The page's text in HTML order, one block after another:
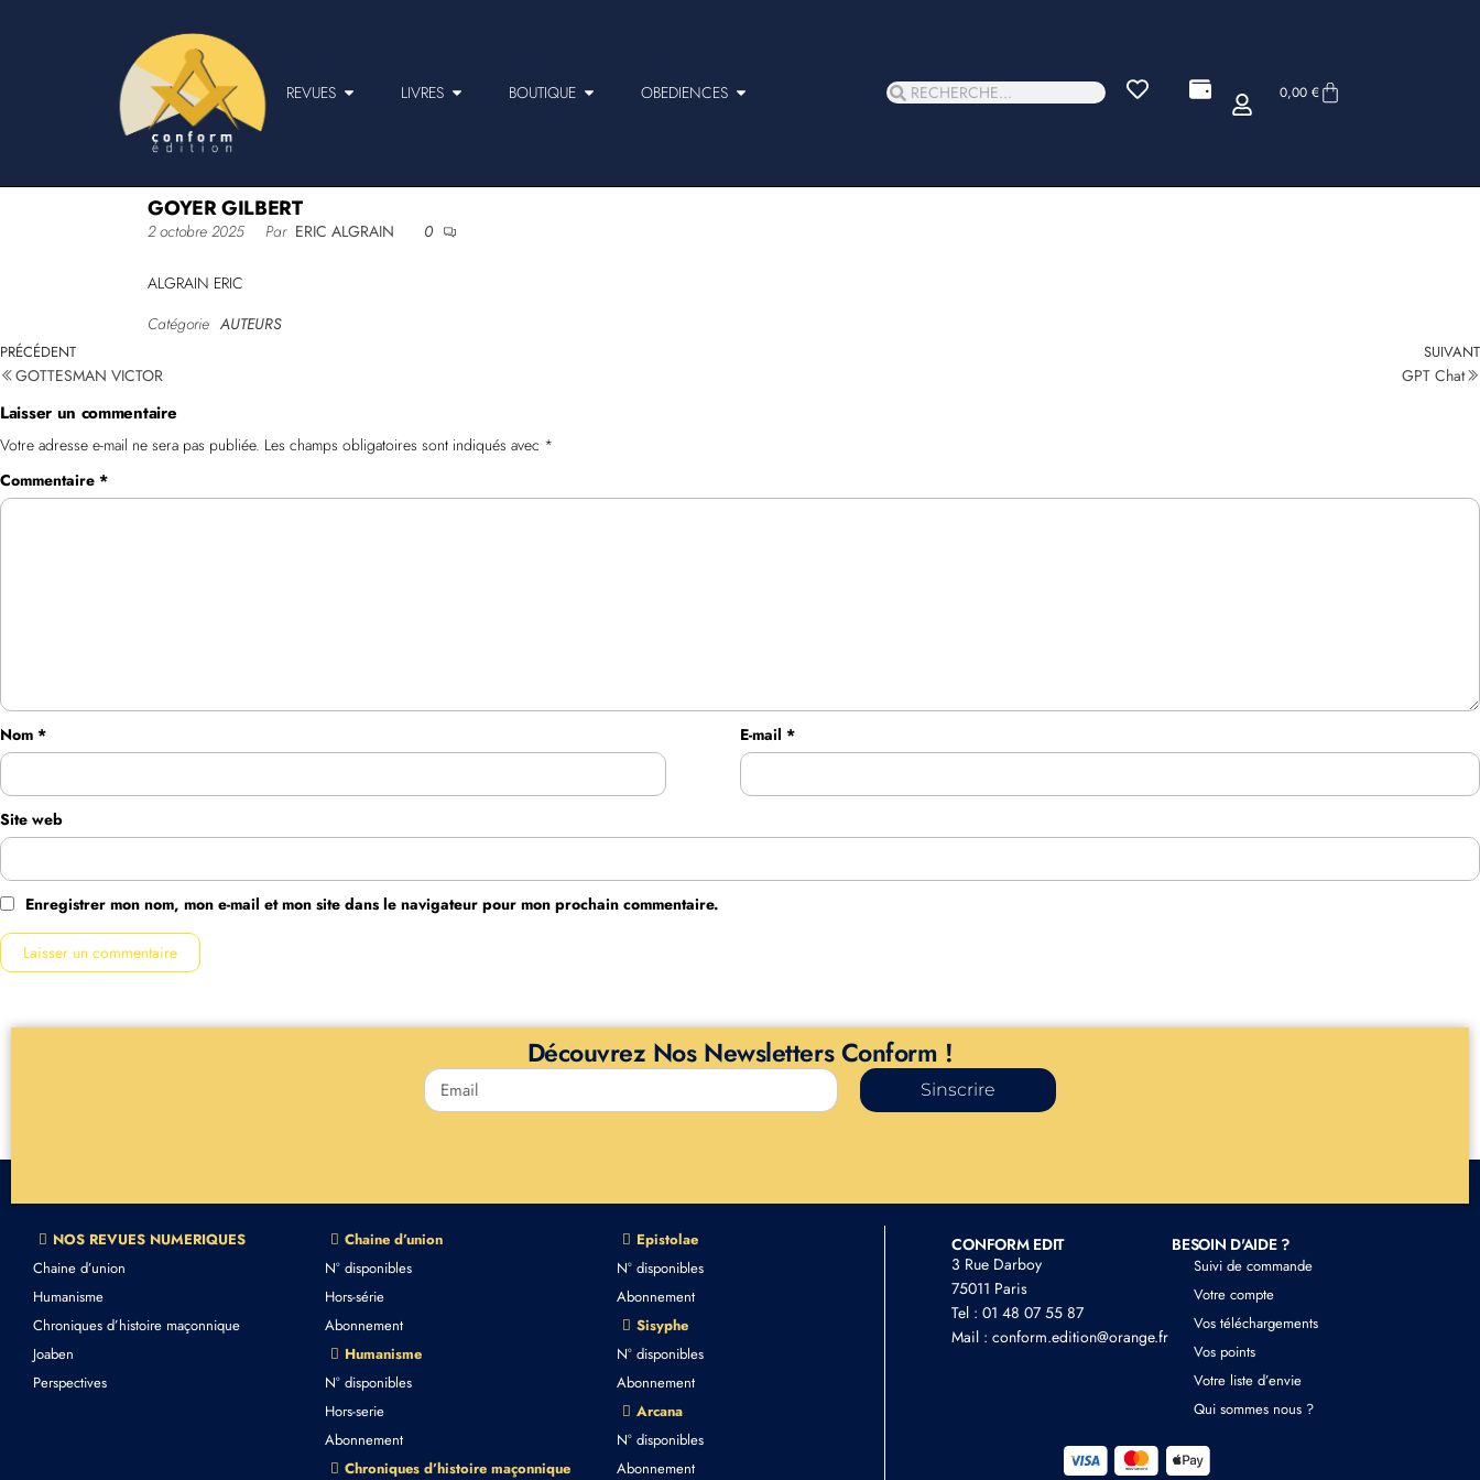
REVUES LIVRES BOUTIQUE OBEDIENCES 0,00 €
GOYER GILBERT
2 octobre 2025 Par ERIC ALGRAIN 0
ALGRAIN ERIC
Catégorie AUTEURS
PRÉCÉDENT
GOTTESMAN VICTOR
SUIVANT
GPT Chat
Laisser un commentaire
Votre adresse e-mail ne sera pas publiée. Les champs obligatoires sont indiqués avec *
Commentaire *
Nom * E-mail *
Site web
Enregistrer mon nom, mon e-mail et mon site dans le navigateur pour mon prochain commentaire.
Découvrez Nos Newsletters Conform !
Sinscrire
NOS REVUES NUMERIQUES
Chaine d’union
Humanisme
Chroniques d’histoire maçonnique
Joaben
Perspectives
Chaine d’union
N° disponibles
Hors-série
Abonnement
Humanisme
N° disponibles
Hors-serie
Abonnement
Chroniques d’histoire maçonnique
Epistolae
N° disponibles
Abonnement
Sisyphe
N° disponibles
Abonnement
Arcana
N° disponibles
Abonnement
CONFORM EDIT
3 Rue Darboy
75011 Paris
Tel : 01 48 07 55 87
Mail : conform.edition@orange.fr
BESOIN D'AIDE ?
Suivi de commande
Votre compte
Vos téléchargements
Vos points
Votre liste d’envie
Qui sommes nous ?